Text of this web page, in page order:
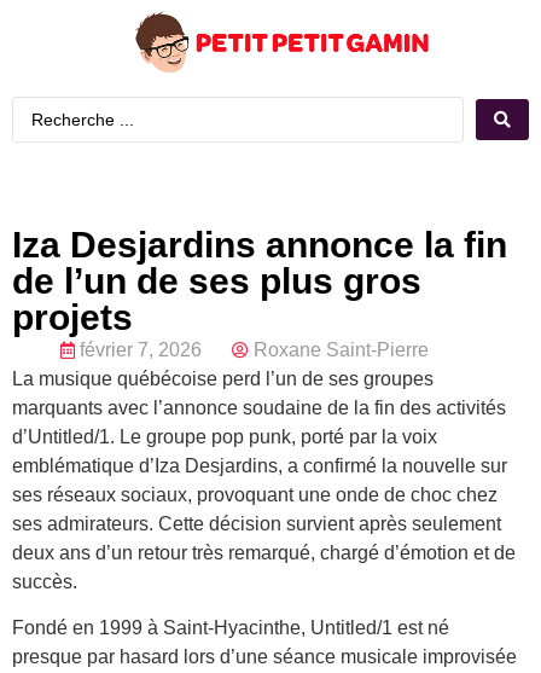
Iza Desjardins annonce la fin
de l’un de ses plus gros
projets
février 7, 2026
Roxane Saint-Pierre
La musique québécoise perd l’un de ses groupes
marquants avec l’annonce soudaine de la fin des activités
d’Untitled/1. Le groupe pop punk, porté par la voix
emblématique d’Iza Desjardins, a confirmé la nouvelle sur
ses réseaux sociaux, provoquant une onde de choc chez
ses admirateurs. Cette décision survient après seulement
deux ans d’un retour très remarqué, chargé d’émotion et de
succès.
Fondé en 1999 à Saint-Hyacinthe, Untitled/1 est né
presque par hasard lors d’une séance musicale improvisée